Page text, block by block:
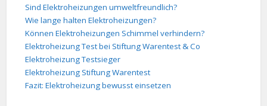
Sind Elektroheizungen umweltfreundlich?
Wie lange halten Elektroheizungen?
Können Elektroheizungen Schimmel verhindern?
Elektroheizung Test bei Stiftung Warentest & Co
Elektroheizung Testsieger
Elektroheizung Stiftung Warentest
Fazit: Elektroheizung bewusst einsetzen